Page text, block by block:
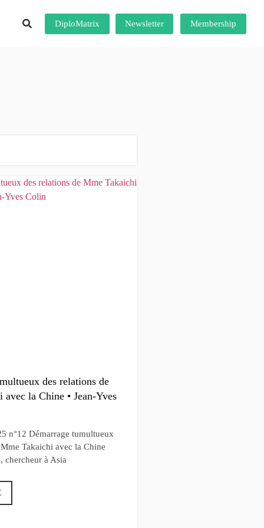
DiploMatrix Newsletter Membership
des relations de
la Chine • Jean-Yves
n°12 Démarrage tumultueux
Takaichi avec la Chine
chercheur à Asia